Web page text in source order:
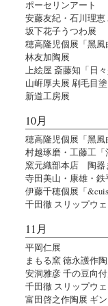
ポーセリンアート
安藤友紀・石川理恵
坂下花子うつわ展
穂高隆児個展「黑風
林友加陶展
上絵屋 斎藤知「日々
山㟁厚夫展 刷毛目塗
新道工房展
10月
穂高隆児個展「黑風
村越琢磨・工藤工「
窯元織部本店 陶器
寺田美山・康雄・鉄
伊藤千穂個展「
千田徹 スリップウ
11月
平岡仁展
まもる窯 徳永護作
安洞雅彦 千の豆向
千田徹 スリップウ
富田啓之作陶展 ギン